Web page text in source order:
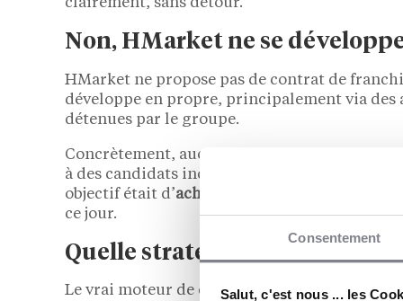
Consentement
Salut, c'est nous ... les
Non, HMarket ne se
HMarket ne propose pas de contrat de
développe en propre, principalement via
détenues par le groupe.
Concrètement, aucun apport, aucun droit
à des candidats indépendants,
objectif était d’acheter une franchise
ce jour.
Quelle stratégie d’expansion
Le vrai moteur de croissance, ce sont les